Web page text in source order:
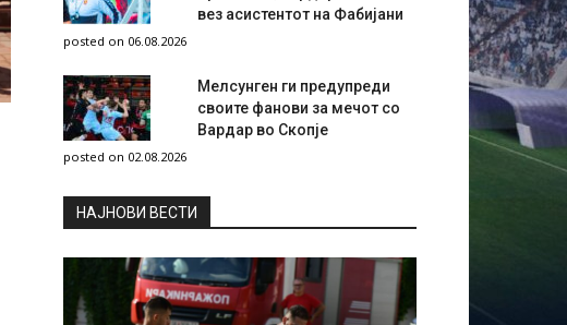
вез асистентот на Фабијани
posted on 06.08.2026
Мелсунген ги предупреди
своите фанови за мечот со
Вардар во Скопје
posted on 02.08.2026
НAЈНОВИ ВЕСТИ